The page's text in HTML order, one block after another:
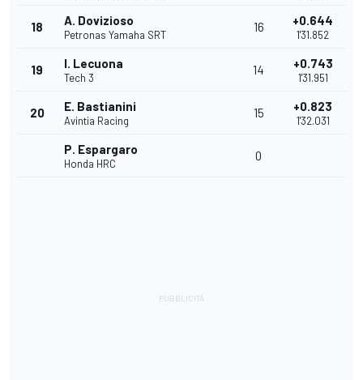
18 A. Dovizioso
Petronas Yamaha SRT
16 +0.644
1'31.852
19 I. Lecuona
Tech 3
14 +0.743
1'31.951
20 E. Bastianini
Avintia Racing
15 +0.823
1'32.031
P. Espargaro
Honda HRC
0